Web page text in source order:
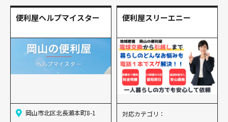
便利屋ヘルプマイスター
岡山市北区北長瀬本町8-1
便利屋スリーエニー
対応カテゴリ：